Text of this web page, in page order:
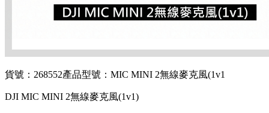
貨號：268552產品型號：MIC MINI 2無線麥克風(1v1
DJI MIC MINI 2無線麥克風(1v1)